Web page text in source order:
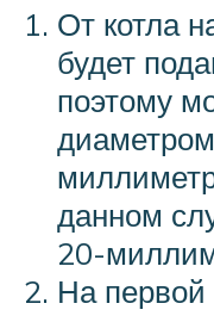
От котла
будет
поэтому
данном
20-
На первой